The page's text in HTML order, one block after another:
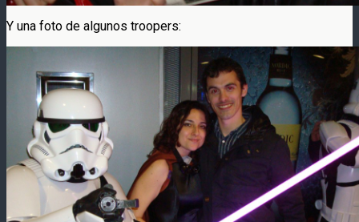
Y una foto de algunos troopers: